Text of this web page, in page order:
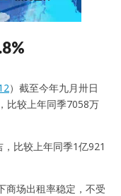
）截至今年九月卅日
比较上年同季7058万
比较上年同季1亿921
商场出租率稳定，不受